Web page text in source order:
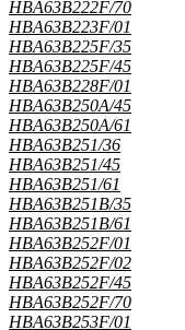
HBA63B222F/70
HBA63B223F/01
HBA63B225F/35
HBA63B225F/45
HBA63B228F/01
HBA63B250A/45
HBA63B250A/61
HBA63B251/36
HBA63B251/45
HBA63B251/61
HBA63B251B/35
HBA63B251B/61
HBA63B252F/01
HBA63B252F/02
HBA63B252F/45
HBA63B252F/70
HBA63B253F/01